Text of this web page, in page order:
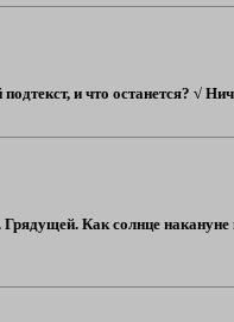
и что останется? √
Как солнце накануне